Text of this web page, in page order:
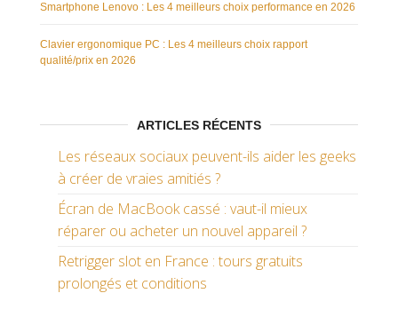
Smartphone Lenovo : Les 4 meilleurs choix performance en 2026
Clavier ergonomique PC : Les 4 meilleurs choix rapport
qualité/prix en 2026
ARTICLES RÉCENTS
Les réseaux sociaux peuvent-ils aider les geeks
à créer de vraies amitiés ?
Écran de MacBook cassé : vaut-il mieux
réparer ou acheter un nouvel appareil ?
Retrigger slot en France : tours gratuits
prolongés et conditions